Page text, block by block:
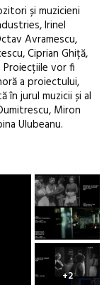
și muzicieni
Irinel
Avramescu,
Ciprian Ghiță,
Proiecțiile vor fi
a proiectului,
jurul muzicii și al
Miron
Ulubeanu.
+2